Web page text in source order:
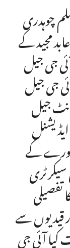
چوہدری
مجید کے
جی جیل
جی جیل
جیل
کے
قیدیوں سے
آئی جی